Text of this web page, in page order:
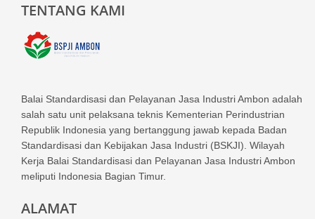
TENTANG KAMI
Balai Standardisasi dan Pelayanan Jasa Industri Ambon adalah
salah satu unit pelaksana teknis Kementerian Perindustrian
Republik Indonesia yang bertanggung jawab kepada Badan
Standardisasi dan Kebijakan Jasa Industri (BSKJI). Wilayah
Kerja Balai Standardisasi dan Pelayanan Jasa Industri Ambon
meliputi Indonesia Bagian Timur.
ALAMAT